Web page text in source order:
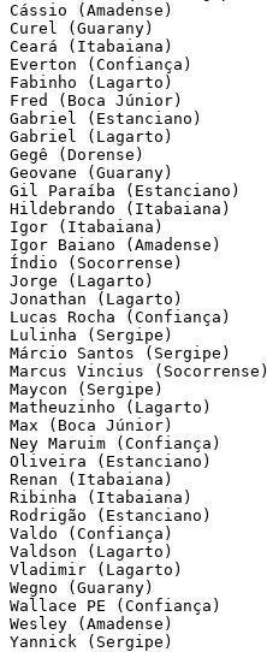
Cássio (Amadense)
Curel (Guarany)
Ceará (Itabaiana)
Everton (Confiança)
Fabinho (Lagarto)
Fred (Boca Júnior)
Gabriel (Estanciano)
Gabriel (Lagarto)
Gegê (Dorense)
Geovane (Guarany)
Gil Paraíba (Estanciano)
Hildebrando (Itabaiana)
Igor (Itabaiana)
Igor Baiano (Amadense)
Índio (Socorrense)
Jorge (Lagarto)
Jonathan (Lagarto)
Lucas Rocha (Confiança)
Lulinha (Sergipe)
Márcio Santos (Sergipe)
Marcus Vincius (Socorrense)
Maycon (Sergipe)
Matheuzinho (Lagarto)
Max (Boca Júnior)
Ney Maruim (Confiança)
Oliveira (Estanciano)
Renan (Itabaiana)
Ribinha (Itabaiana)
Rodrigão (Estanciano)
Valdo (Confiança)
Valdson (Lagarto)
Vladimir (Lagarto)
Wegno (Guarany)
Wallace PE (Confiança)
Wesley (Amadense)
Yannick (Sergipe)